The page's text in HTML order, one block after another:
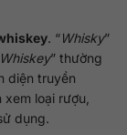
. “Whisky”
Whiskey” thường
diện truyền
loại rượu,
dụng.